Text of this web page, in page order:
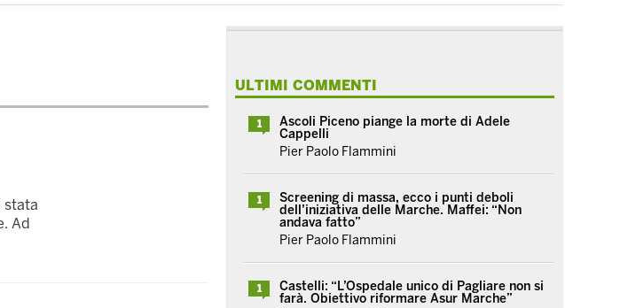
stata
Ad
ULTIMI COMMENTI
1
Ascoli Piceno piange la morte di Adele
Cappelli
Pier Paolo Flammini
1
Screening di massa, ecco i punti deboli
dell’iniziativa delle Marche. Maffei: “Non
andava fatto”
Pier Paolo Flammini
1
Castelli: “L’Ospedale unico di Pagliare non si
farà. Obiettivo riformare Asur Marche”